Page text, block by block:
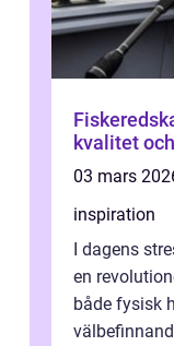
Fiskeredskap
kvalitet
03 mars
inspiration
I dagens
en
både fysisk